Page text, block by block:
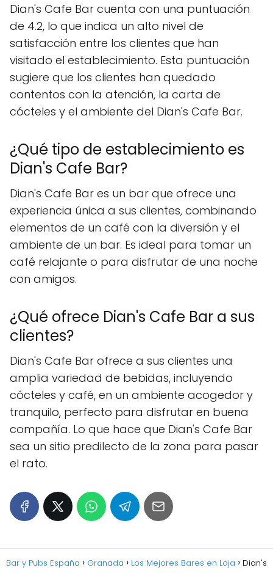
Dian's Cafe Bar cuenta con una puntuación
de 4.2, lo que indica un alto nivel de
satisfacción entre los clientes que han
visitado el establecimiento. Esta puntuación
sugiere que los clientes han quedado
contentos con la atención, la carta de
cócteles y el ambiente del Dian's Cafe Bar.
¿Qué tipo de establecimiento es
Dian's Cafe Bar?
Dian's Cafe Bar es un bar que ofrece una
experiencia única a sus clientes, combinando
elementos de un café con la diversión y el
ambiente de un bar. Es ideal para tomar un
café relajante o para disfrutar de una noche
con amigos.
¿Qué ofrece Dian's Cafe Bar a sus
clientes?
Dian's Cafe Bar ofrece a sus clientes una
amplia variedad de bebidas, incluyendo
cócteles y café, en un ambiente acogedor y
tranquilo, perfecto para disfrutar en buena
compañía. Lo que hace que Dian's Cafe Bar
sea un sitio predilecto de la zona para pasar
el rato.
Bar y Pubs España Granada Los Mejores Bares en Loja
Dian's